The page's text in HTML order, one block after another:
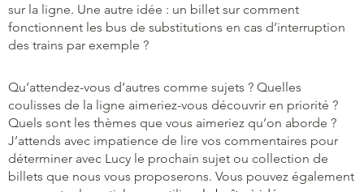
sur la ligne. Une autre idée : un billet sur comment
fonctionnent les bus de substitutions en cas d’interruption
des trains par exemple ?
Qu’attendez-vous d’autres comme sujets ? Quelles
coulisses de la ligne aimeriez-vous découvrir en priorité ?
Quels sont les thèmes que vous aimeriez qu’on aborde ?
J’attends avec impatience de lire vos commentaires pour
déterminer avec Lucy le prochain sujet ou collection de
billets que nous vous proposerons. Vous pouvez également